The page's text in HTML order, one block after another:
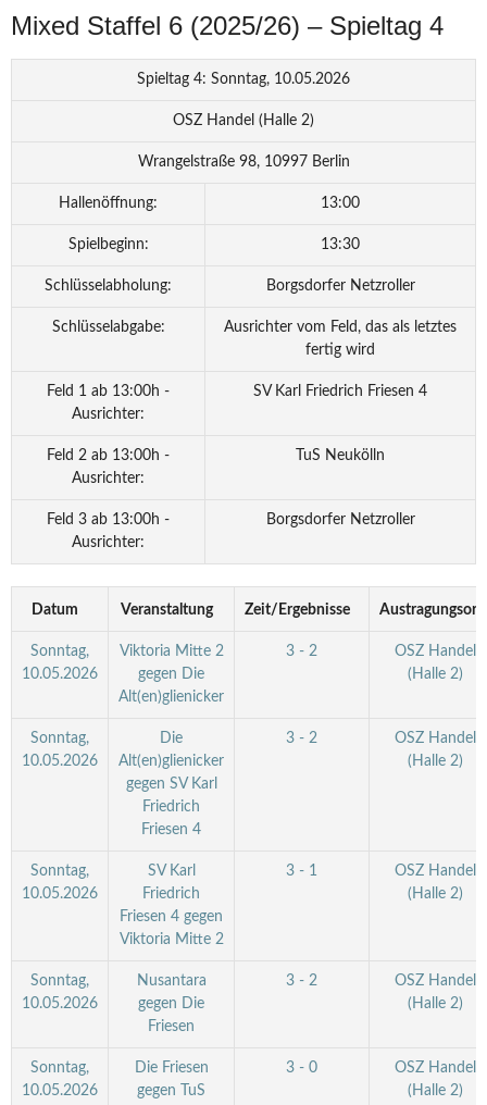
Mixed Staffel 6 (2025/26) – Spieltag 4
Spieltag 4: Sonntag, 10.05.2026
OSZ Handel (Halle 2)
Wrangelstraße 98, 10997 Berlin
Hallenöffnung: 13:00
Spielbeginn: 13:30
Schlüsselabholung: Borgsdorfer Netzroller
Schlüsselabgabe:
Ausrichter vom Feld, das als letztes
fertig wird
Feld 1 ab 13:00h -
Ausrichter:
SV Karl Friedrich Friesen 4
Feld 2 ab 13:00h -
Ausrichter:
TuS Neukölln
Feld 3 ab 13:00h -
Ausrichter:
Borgsdorfer Netzroller
Datum Veranstaltung Zeit/Ergebnisse Austragungsort
Sonntag,
10.05.2026
Viktoria Mitte 2
gegen Die
Alt(en)glienicker
3 - 2
OSZ Handel
(Halle 2)
Sonntag,
10.05.2026
Die
Alt(en)glienicker
gegen SV Karl
Friedrich
Friesen 4
3 - 2
OSZ Handel
(Halle 2)
Sonntag,
10.05.2026
SV Karl
Friedrich
Friesen 4 gegen
Viktoria Mitte 2
3 - 1
OSZ Handel
(Halle 2)
Sonntag,
10.05.2026
Nusantara
gegen Die
Friesen
3 - 2
OSZ Handel
(Halle 2)
Sonntag,
10.05.2026
Die Friesen
gegen TuS
3 - 0
OSZ Handel
(Halle 2)